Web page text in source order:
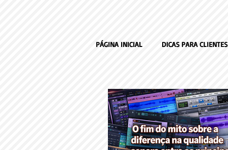
PÁGINA INICIAL DICAS PARA CLIENTES